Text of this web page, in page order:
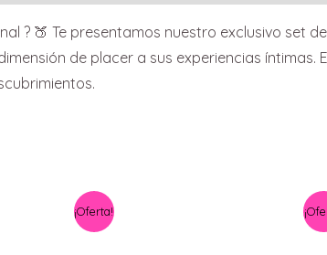
? 🍑 Te presentamos nuestro exclusivo set
de placer a sus experiencias íntimas.
¡Oferta!